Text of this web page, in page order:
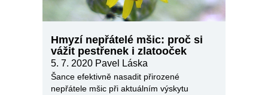
Hmyzí nepřátelé mšic: proč si
vážit pestřenek i zlatooček
5. 7. 2020 Pavel Láska
Šance efektivně nasadit přirozené
nepřátele mšic při aktuálním výskytu